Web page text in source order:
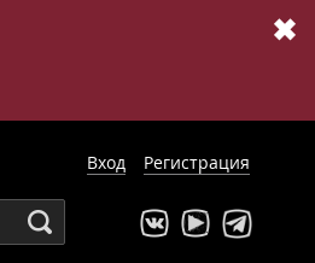
✖
Вход Регистрация